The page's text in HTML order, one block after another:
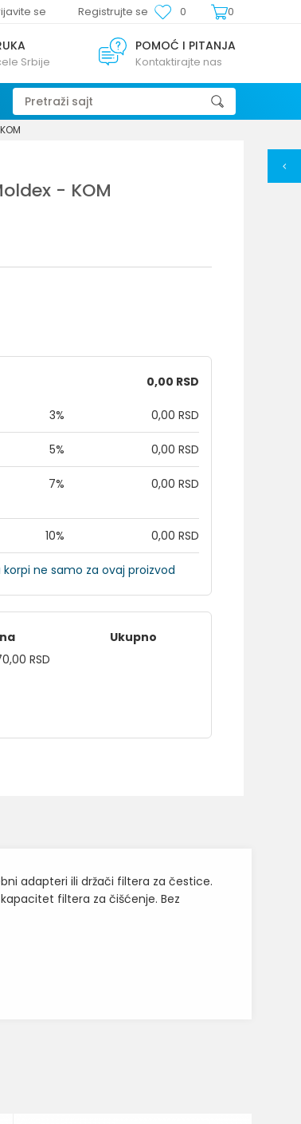
0
0
se Registrujte se
Srbije
POMOĆ I PITANJA
Kontaktirajte nas
Pretraži sajt
- KOM
0,00 RSD
3% 0,00 RSD
5% 0,00 RSD
7% 0,00 RSD
10% 0,00 RSD
ne samo za ovaj proizvod
Ukupno
RSD
adapteri ili držači filtera za čestice.
filtera za čišćenje. Bez